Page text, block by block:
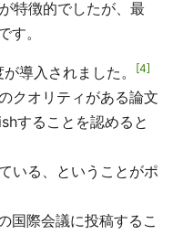
特徴的でしたが、最
す。
導入されました。 4
クオリティがある論文
することを認めると
いる、ということがポ
国際会議に投稿するこ